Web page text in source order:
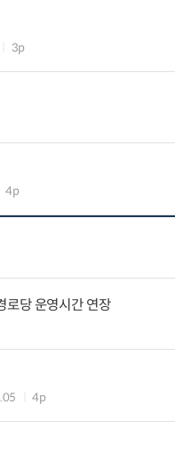
3p
4p
로당 운영시간 연장
4p